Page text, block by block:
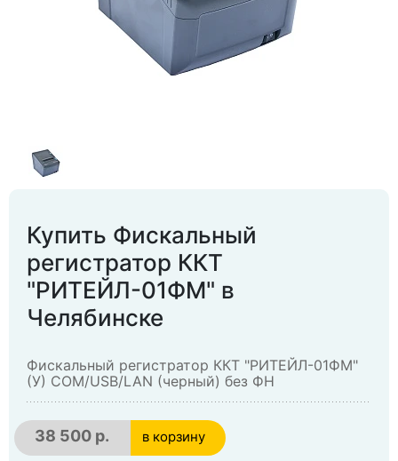
Купить Фискальный
регистратор ККТ
"РИТЕЙЛ-01ФМ" в
Челябинске
Фискальный регистратор ККТ "РИТЕЙЛ-01ФМ"
(У) COM/USB/LAN (черный) без ФН
38 500 р. в корзину